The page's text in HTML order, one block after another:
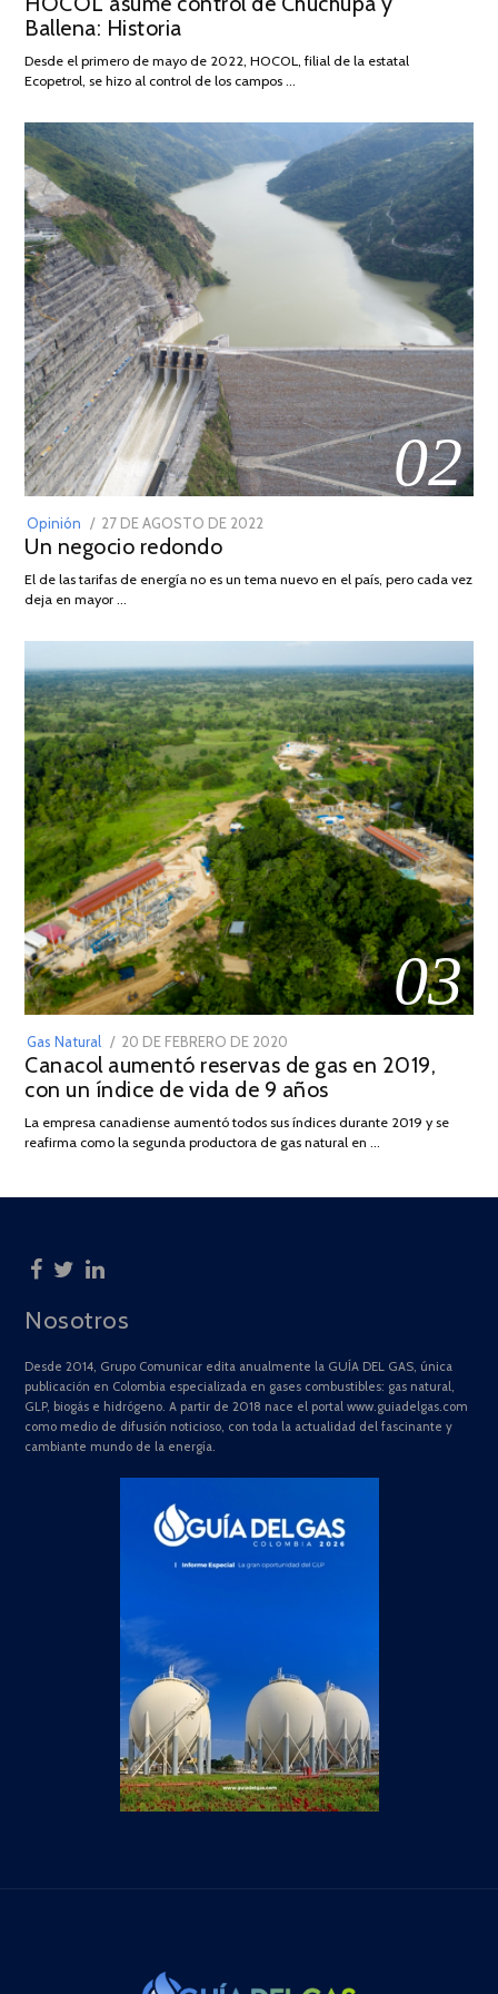
2026
Ballena: Historia
Desde el primero de mayo de 2022, HOCOL, filial de la estatal
Ecopetrol, se hizo al control de los campos …
02
Opinión
POSTED
ON
27 DE AGOSTO DE 2022
DE
Un negocio redondo
El de las tarifas de energía no es un tema nuevo en el país, pero cada vez
deja en mayor …
03
Gas Natural
POSTED
ON
20 DE FEBRERO DE 2020
DE
JULIO
2025
Canacol aumentó reservas de gas en 2019,
con un índice de vida de 9 años
La empresa canadiense aumentó todos sus índices durante 2019 y se
reafirma como la segunda productora de gas natural en …
Nosotros
Desde 2014, Grupo Comunicar edita anualmente la GUÍA DEL GAS, única
publicación en Colombia especializada en gases combustibles: gas natural,
GLP, biogás e hidrógeno. A partir de 2018 nace el portal www.guiadelgas.com
como medio de difusión noticioso, con toda la actualidad del fascinante y
cambiante mundo de la energía.